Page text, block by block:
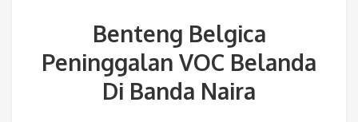
Benteng Belgica
Peninggalan VOC Belanda
Di Banda Naira